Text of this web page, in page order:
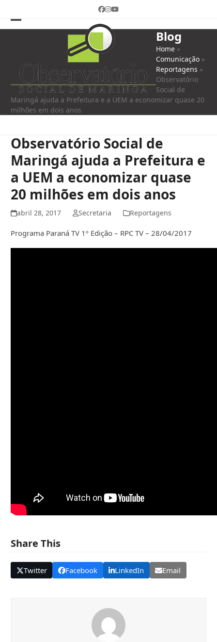
Facebook
Instagram
YouTube
Open
menu
Close
menu
Blog
Home »
Comunicação »
Reportagens »
Observatório
Social de
Maringá ajuda a Prefeitura e a UEM a economizar quase 20
milhões em dois anos
Observatório Social de
Maringá ajuda a Prefeitura e
a UEM a economizar quase
20 milhões em dois anos
abril 28, 2017 Secretaria Reportagens
Programa Paraná TV 1º Edição – RPC TV – 28/04/2017
Share This
Twitter Facebook LinkedIn Email